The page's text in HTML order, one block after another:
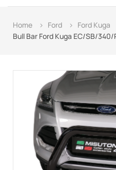
Home Ford Ford Kuga
Bull Bar Ford Kuga EC/SB/340/